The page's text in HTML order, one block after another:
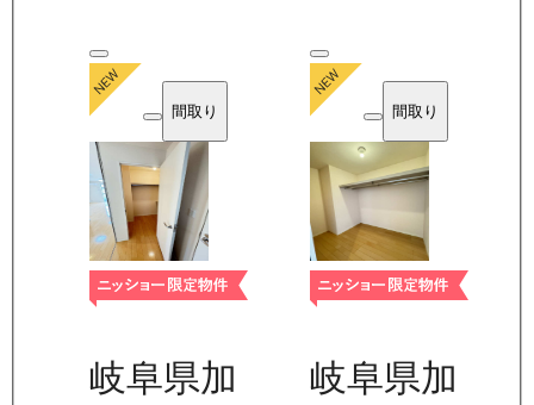
間取り
岐阜県加
間取り
岐阜県加